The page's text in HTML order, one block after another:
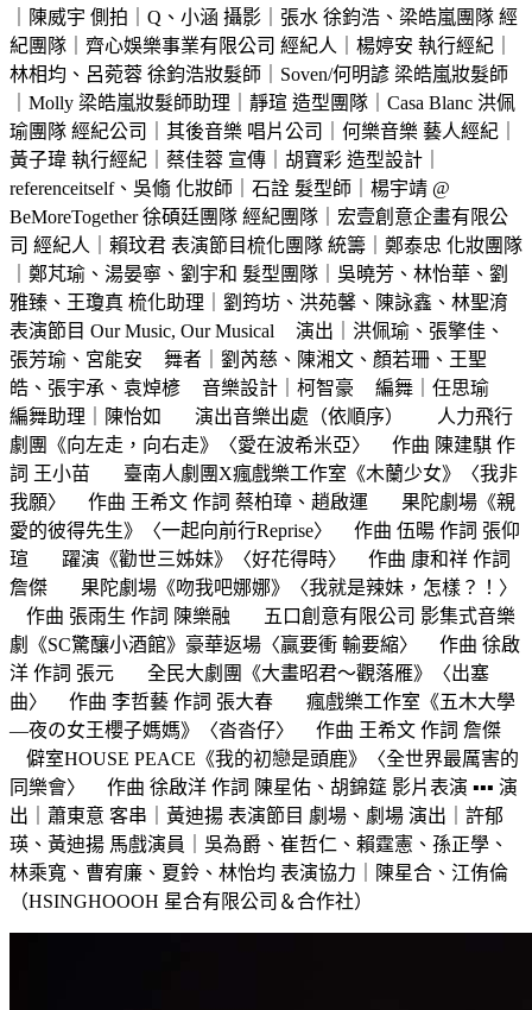
｜陳威宇 側拍｜Q、小涵 攝影｜張水 徐鈞浩、梁皓嵐團隊 經
紀團隊｜齊心娛樂事業有限公司 經紀人｜楊婷安 執行經紀｜
林相均、呂菀蓉 徐鈞浩妝髮師｜Soven/何明諺 梁皓嵐妝髮師
｜Molly 梁皓嵐妝髮師助理｜靜瑄 造型團隊｜Casa Blanc 洪佩
瑜團隊 經紀公司｜其後音樂 唱片公司｜何樂音樂 藝人經紀｜
黃子瑋 執行經紀｜蔡佳蓉 宣傳｜胡寶彩 造型設計｜
referenceitself、吳翛 化妝師｜石詮 髮型師｜楊宇靖 @
BeMoreTogether 徐碩廷團隊 經紀團隊｜宏壹創意企畫有限公
司 經紀人｜賴玟君 表演節目梳化團隊 統籌｜鄭泰忠 化妝團隊
｜鄭芃瑜、湯晏寧、劉宇和 髮型團隊｜吳曉芳、林怡華、劉
雅臻、王瓊真 梳化助理｜劉筠坊、洪苑馨、陳詠鑫、林聖淯
表演節目 Our Music, Our Musical 演出｜洪佩瑜、張擎佳、
張芳瑜、宮能安 舞者｜劉芮慈、陳湘文、顏若珊、王聖
皓、張宇承、袁焯楌 音樂設計｜柯智豪 編舞｜任思瑜
編舞助理｜陳怡如 演出音樂出處（依順序） 人力飛行
劇團《向左走，向右走》〈愛在波希米亞〉 作曲 陳建騏 作
詞 王小苗 臺南人劇團X瘋戲樂工作室《木蘭少女》〈我非
我願〉 作曲 王希文 作詞 蔡柏璋、趙啟運 果陀劇場《親
愛的彼得先生》〈一起向前行Reprise〉 作曲 伍暘 作詞 張仰
瑄 躍演《勸世三姊妹》〈好花得時〉 作曲 康和祥 作詞
詹傑 果陀劇場《吻我吧娜娜》〈我就是辣妹，怎樣？！〉
作曲 張雨生 作詞 陳樂融 五口創意有限公司 影集式音樂
劇《SC驚釀小酒館》豪華返場〈贏要衝 輸要縮〉 作曲 徐啟
洋 作詞 張元 全民大劇團《大畫昭君～觀落雁》〈出塞
曲〉 作曲 李哲藝 作詞 張大春 瘋戲樂工作室《五木大學
―夜の女王櫻子媽媽》〈沓沓仔〉 作曲 王希文 作詞 詹傑
僻室HOUSE PEACE《我的初戀是頭鹿》〈全世界最厲害的
同樂會〉 作曲 徐啟洋 作詞 陳星佑、胡錦筵 影片表演 ▪️▪️▪️ 演
出｜蕭東意 客串｜黃迪揚 表演節目 劇場、劇場 演出｜許郁
瑛、黃迪揚 馬戲演員｜吳為爵、崔哲仁、賴霆憲、孫正學、
林乘寬、曹宥廉、夏鈴、林怡均 表演協力｜陳星合、江侑倫
（HSINGHOOOH 星合有限公司＆合作社）